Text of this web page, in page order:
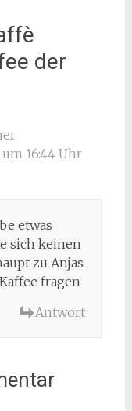
der
16:44 Uhr
etwas
sich keinen
zu Anjas
fragen
Antwort